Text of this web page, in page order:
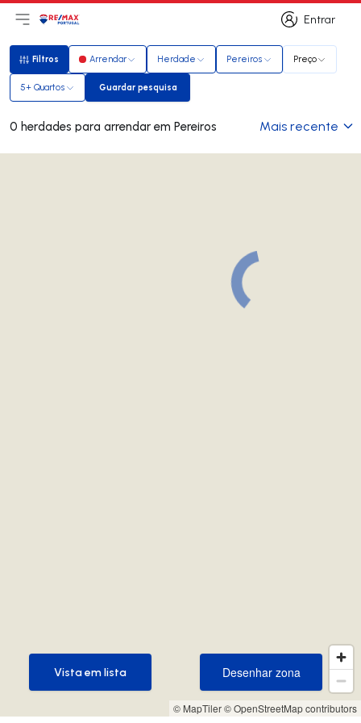
Entrar
Entrar
Abri menu principal
LogoIr para página inicial
Filtros
Filtros Arrendar Herdade Pereiros Preço
5+ Quartos Guardar pesquisa
Guardar pesquisa
0 herdades para arrendar em Pereiros Mais recente
© MapTiler© OpenStreetMap contributors
Desenhar zona
Desenhar zona
Vista em lista
Vista em lista